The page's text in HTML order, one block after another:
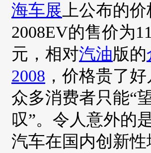
海车展 上公布的
2008EV的售价为
元，相对汽油版的
2008 ，价格贵了
众多消费者只能“
叹”。令人意外的
汽车在国内创新